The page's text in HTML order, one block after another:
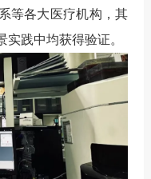
等各大医疗机构，其
践中均获得验证。